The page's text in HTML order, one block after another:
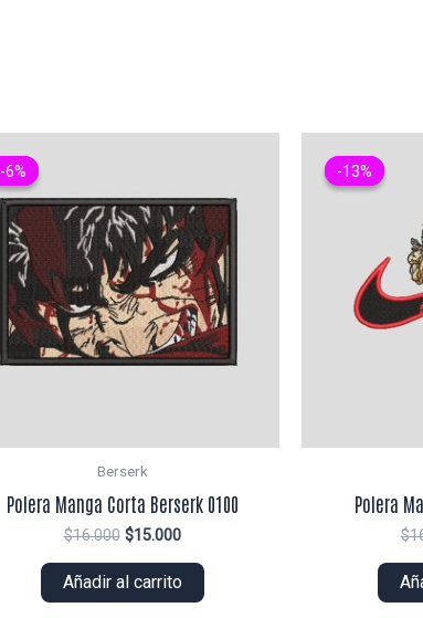
-6%
-6%
Berserk
Polera Manga Corta Berserk 0100
$16.000 El
original
era:
$15.000El
actual
es:
Añadir al carrito
-13%
-13%
Polera
$